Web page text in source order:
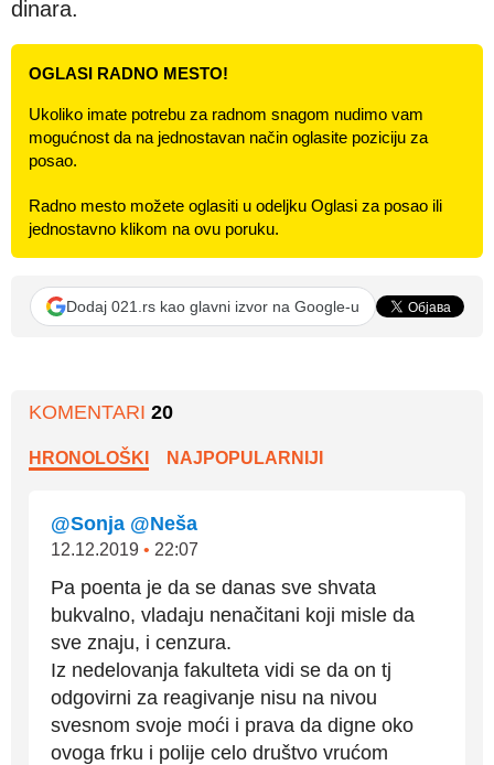
dinara.
OGLASI RADNO MESTO!
Ukoliko imate potrebu za radnom snagom nudimo vam
mogućnost da na jednostavan način oglasite poziciju za
posao.
Radno mesto možete oglasiti u odeljku Oglasi za posao ili
jednostavno klikom na ovu poruku.
Dodaj 021.rs kao glavni izvor na Google-u
KOMENTARI 20
HRONOLOŠKI NAJPOPULARNIJI
@Sonja @Neša
12.12.2019 • 22:07
Pa poenta je da se danas sve shvata
bukvalno, vladaju nenačitani koji misle da
sve znaju, i cenzura.
Iz nedelovanja fakulteta vidi se da on tj
odgovirni za reagivanje nisu na nivou
svesnom svoje moći i prava da digne oko
ovoga frku i polije celo društvo vrućom